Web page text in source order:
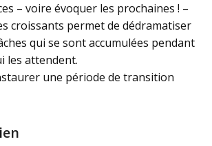
– voire évoquer les prochaines ! –
croissants permet de dédramatiser
qui se sont accumulées pendant
les attendent.
une période de transition